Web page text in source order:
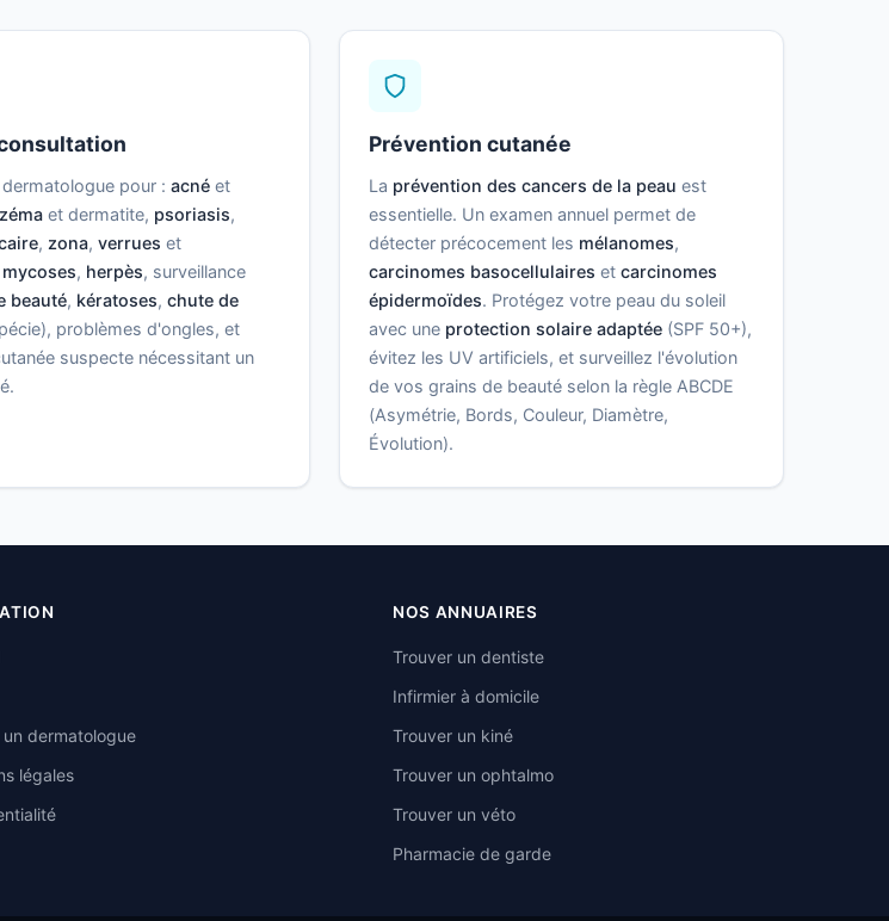
dermatologue pour :acné et
et dermatite, psoriasis,
, zona,verrues et
mycoses, herpès, surveillance
beauté, kératoses,chute de
problèmes d'ongles, et
suspecte nécessitant un
Prévention cutanée
La prévention des cancers de la peau est
essentielle. Un examen annuel permet de
détecter précocement les mélanomes,
carcinomes basocellulaires et carcinomes
épidermoïdes. Protégez votre peau du soleil
avec une protection solaire adaptée(SPF 50+),
évitez les UV artificiels, et surveillez l'évolution
de vos grains de beauté selon la règle ABCDE
(Asymétrie, Bords, Couleur, Diamètre,
Évolution).
un dermatologue
légales
NOS ANNUAIRES
Trouver un dentiste
Infirmier à domicile
Trouver un kiné
Trouver un ophtalmo
Trouver un véto
Pharmacie de garde